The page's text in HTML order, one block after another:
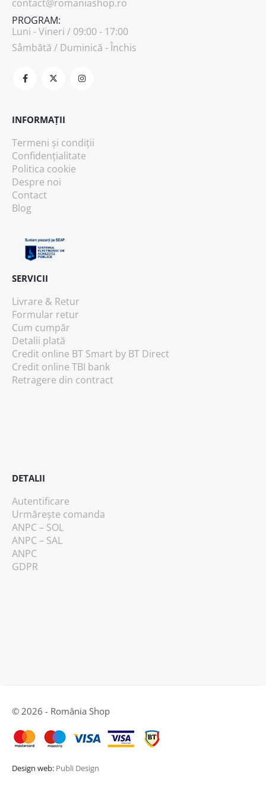
contact@romaniashop.ro
PROGRAM:
Luni - Vineri / 09:00 - 17:00
Sâmbătă / Duminică - Închis
INFORMAȚII
Termeni și condiții
Confidențialitate
Politica cookie
Despre noi
Contact
Blog
SERVICII
Livrare & Retur
Formular retur
Cum cumpăr
Detalii plată
Credit online BT Smart by BT Direct
Credit online TBI bank
Retragere din contract
DETALII
Autentificare
Urmărește comanda
ANPC – SOL
ANPC – SAL
ANPC
GDPR
© 2026 - România Shop
Design web: Publi Design